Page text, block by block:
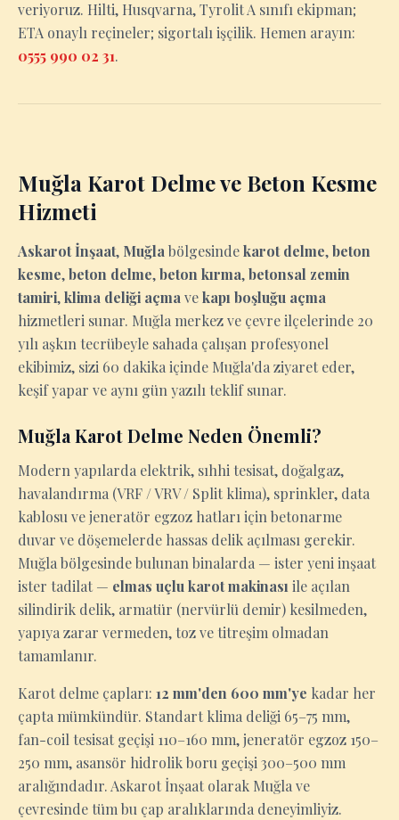
veriyoruz. Hilti, Husqvarna, Tyrolit A sınıfı ekipman;
ETA onaylı reçineler; sigortalı işçilik. Hemen arayın:
0555 990 02 31.
Muğla Karot Delme ve Beton Kesme
Hizmeti
Askarot İnşaat, Muğla bölgesindekarot delme,beton
kesme,beton delme,beton kırma,betonsal zemin
tamiri,klima deliği açma vekapı boşluğu açma
hizmetleri sunar. Muğla merkez ve çevre ilçelerinde 20
yılı aşkın tecrübeyle sahada çalışan profesyonel
ekibimiz, sizi 60 dakika içinde Muğla'da ziyaret eder,
keşif yapar ve aynı gün yazılı teklif sunar.
Muğla Karot Delme Neden Önemli?
Modern yapılarda elektrik, sıhhi tesisat, doğalgaz,
havalandırma (VRF / VRV / Split klima), sprinkler, data
kablosu ve jeneratör egzoz hatları için betonarme
duvar ve döşemelerde hassas delik açılması gerekir.
Muğla bölgesinde bulunan binalarda — ister yeni inşaat
ister tadilat — elmas uçlu karot makinası ile açılan
silindirik delik, armatür (nervürlü demir) kesilmeden,
yapıya zarar vermeden, toz ve titreşim olmadan
tamamlanır.
Karot delme çapları: 12 mm'den 600 mm'ye kadar her
çapta mümkündür. Standart klima deliği 65–75 mm,
fan-coil tesisat geçişi 110–160 mm, jeneratör egzoz 150–
250 mm, asansör hidrolik boru geçişi 300–500 mm
aralığındadır. Askarot İnşaat olarak Muğla ve
çevresinde tüm bu çap aralıklarında deneyimliyiz.